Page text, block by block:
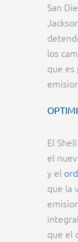
San
los
que es
El
el
y el
que la
que el